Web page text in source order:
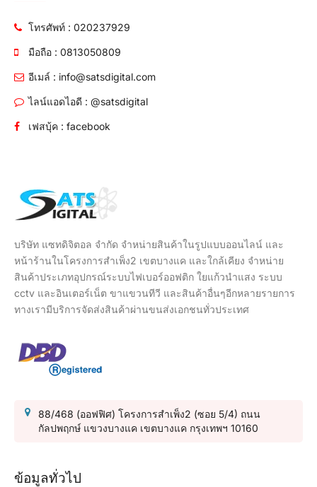
โทรศัพท์ : 020237929
มือถือ : 0813050809
อีเมล์ : info@satsdigital.com
ไลน์แอดไอดี : @satsdigital
เฟสบุ้ค : facebook
บริษัท แซทดิจิตอล จำกัด จำหน่ายสินค้าในรูปแบบออนไลน์ และ
หน้าร้านในโครงการสำเพ็ง2 เขตบางแค และใกล้เคียง จำหน่าย
สินค้าประเภทอุปกรณ์ระบบไฟเบอร์ออฟติก ใยแก้วนำแสง ระบบ
cctv และอินเตอร์เน็ต ขาแขวนทีวี และสินค้าอื่นๆอีกหลายรายการ
ทางเรามีบริการจัดส่งสินค้าผ่านขนส่งเอกชนทั่วประเทศ
88/468 (ออฟฟิศ) โครงการสำเพ็ง2 (ซอย 5/4) ถนน
กัลปพฤกษ์ แขวงบางแค เขตบางแค กรุงเทพฯ 10160
ข้อมูลทั่วไป